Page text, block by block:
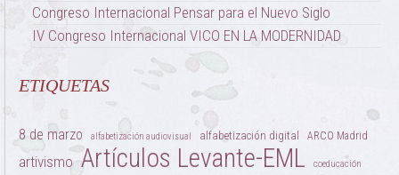
Congreso Internacional Pensar para el Nuevo Siglo
IV Congreso Internacional VICO EN LA MODERNIDAD
ETIQUETAS
8 de marzo alfabetización audiovisual alfabetización digital ARCO Madrid
artivismo Artículos Levante-EML coeducación